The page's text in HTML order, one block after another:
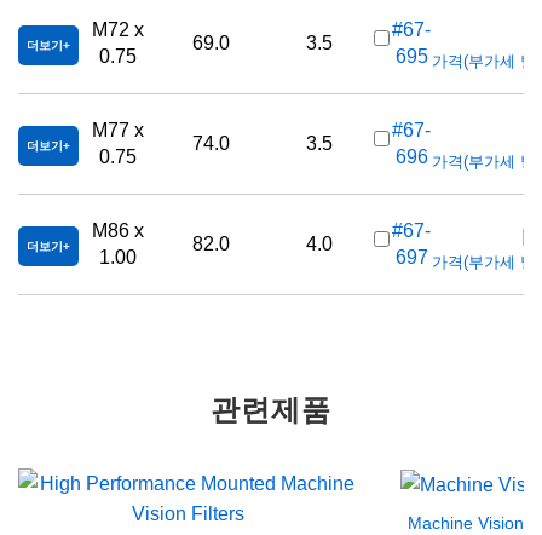
더보기
M72 x
0.75
69.0 3.5
#67-
695 가격(부가세 별
더보기
M77 x
0.75
74.0 3.5
#67-
696 가격(부가세 별
더보기
M86 x
1.00
82.0 4.0
#67-
697 가격(부가세 별
관련제품
Machine Vision